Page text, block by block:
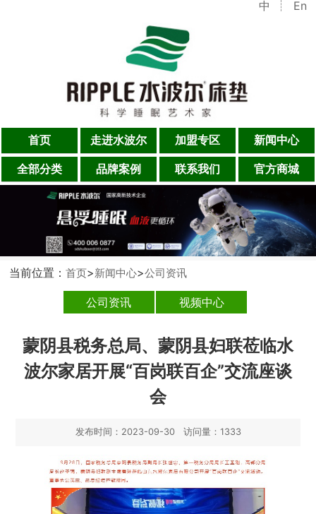
En
中
首页 走进水波尔 加盟专区 新闻中心
全部分类 品牌案例 联系我们 官方商城
当前位置：首页>新闻中心>公司资讯
公司资讯 视频中心
蒙阴县税务总局、蒙阴县妇联莅临水
波尔家居开展“百岗联百企”交流座谈
会
发布时间：2023-09-30 访问量：1333